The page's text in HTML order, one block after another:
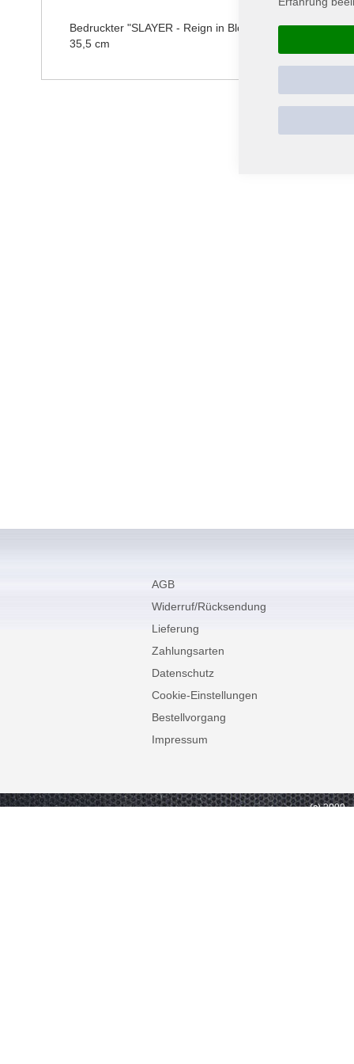
Bedruckter "SLAYER - Reign in Blood"
35,5 cm
AGB
Widerruf/Rücksendung
Lieferung
Zahlungsarten
Datenschutz
Cookie-Einstellungen
Bestellvorgang
Impressum
(c) 2009 -